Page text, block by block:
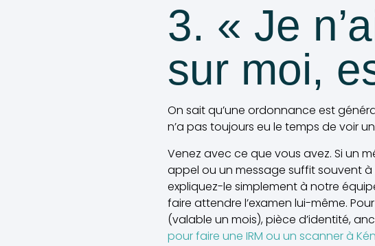
3. « Je
sur moi,
On sait qu’une ordonnance est
n’a pas toujours eu le temps de voir
Venez avec ce que vous avez. Si un
appel ou un message suffit souvent à
expliquez-le simplement à notre
faire attendre l’examen lui-même.
(valable un mois), pièce d’identité,
pour faire une IRM ou un scanner à